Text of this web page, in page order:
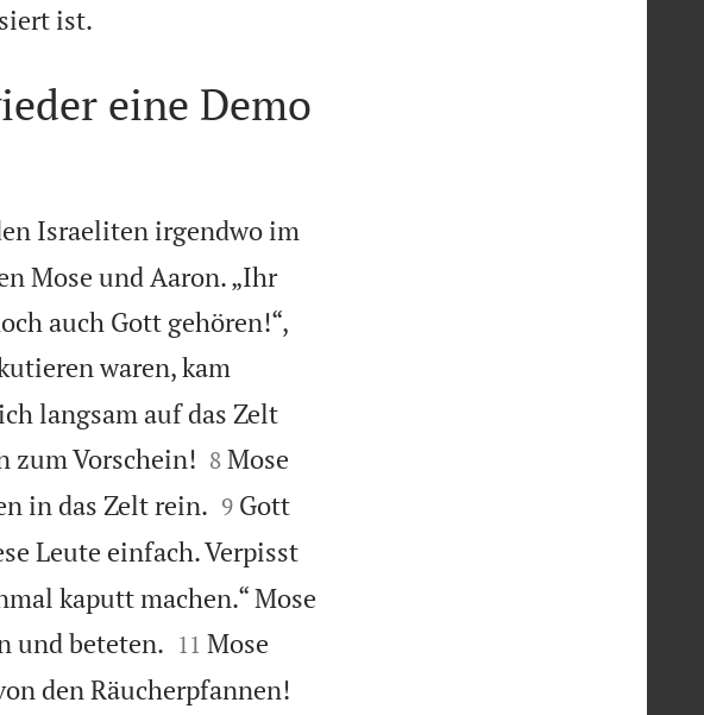
ist.
eine Demo
Israeliten irgendwo im
Mose und Aaron. „Ihr
auch Gott gehören!“,
waren, kam
langsam auf das Zelt
zum Vorschein!
8 Mose
in das Zelt rein.
9 Gott
Leute einfach. Verpisst
kaputt machen.“ Mose
und beteten.
11 Mose
den Räucherpfannen!